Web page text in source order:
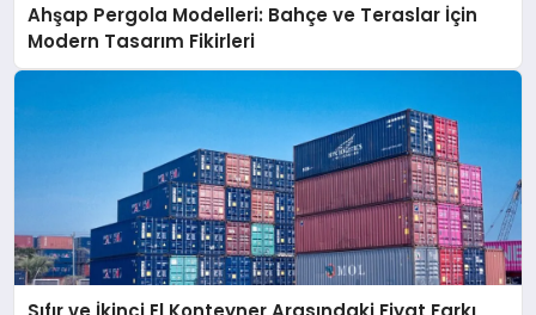
Ahşap Pergola Modelleri: Bahçe ve Teraslar İçin
Modern Tasarım Fikirleri